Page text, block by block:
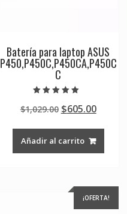
Batería para laptop ASUS
P450,P450C,P450CA,P450C
C
5.00
de 5
$1,029.00 Original
was:
$1,029.00.
$605.00
Añadir al carrito
¡OFERTA!